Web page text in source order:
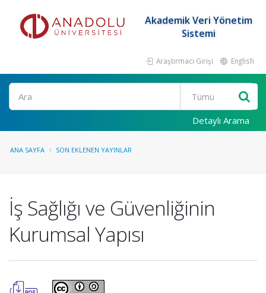
Akademik Veri Yönetim
Sistemi
Araştırmacı Girişi English
Ara
Detaylı Arama
ANA SAYFA SON EKLENEN YAYINLAR
İş Sağlığı ve Güvenliğinin
Kurumsal Yapısı